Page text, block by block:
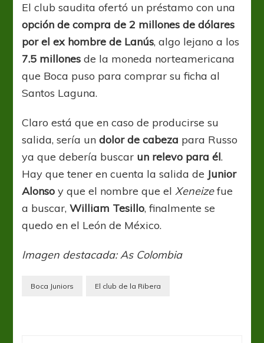
El club saudita ofertó un préstamo con una
opción de compra de 2 millones de dólares
por el ex hombre de Lanús, algo lejano a los
7.5 millonesde la moneda norteamericana
que Boca puso para comprar su ficha al
Santos Laguna.
Claro está que en caso de producirse su
salida, sería undolor de cabeza para Russo
ya que debería buscar un relevo para él.
Hay que tener en cuenta la salida de Junior
Alonso y que el nombre que elXeneizefue
a buscar,William Tesillo, finalmente se
quedo en el León de México.
Imagen destacada: As Colombia
Boca Juniors El club de la Ribera